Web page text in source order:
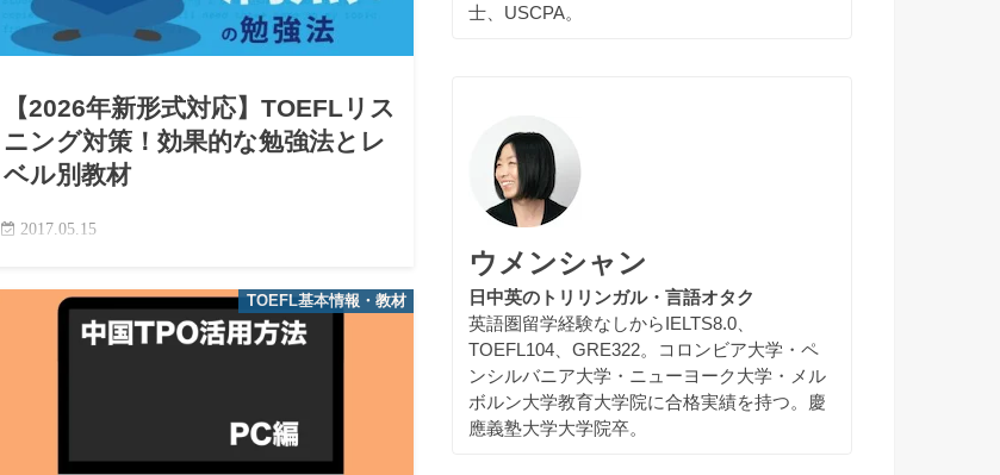
【2026年新形式対応】TOEFLリス
ニング対策！効果的な勉強法とレ
ベル別教材
2017.05.15
す多くの日本人学習者にとって最初の、そして最大
の壁になりがちです。 「毎日英語を聞いているの
に、本番のスピードに全くついていけない」「シャ
TOEFL基本情報・教材
士、USCPA。
ウメンシャン
日中英のトリリンガル・言語オタク
英語圏留学経験なしからIELTS8.0、
TOEFL104、GRE322。コロンビア大学・ペ
ンシルバニア大学・ニューヨーク大学・メル
ボルン大学教育大学院に合格実績を持つ。慶
應義塾大学大学院卒。